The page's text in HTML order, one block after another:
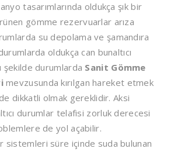
tasarımlarında oldukça şık bir
gömme rezervuarlar arıza
su depolama ve şamandıra
oldukça can bunaltıcı
durumlarda Sanit Gömme
mevzusunda kırılgan hareket etmek
dikkatli olmak gereklidir. Aksi
durumlar telafisi zorluk derecesi
de yol açabilir.
sistemleri süre içinde suda bulunan